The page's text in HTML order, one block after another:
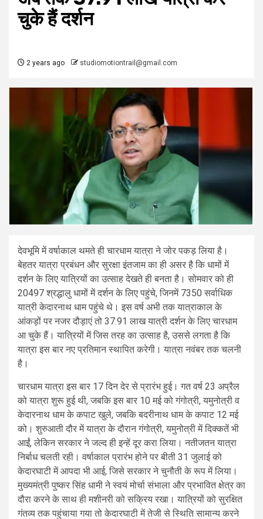
चुके हैं दर्शन
2 years ago studiomotiontrail@gmail.com
देवभूमि में वर्षाकाल थमते ही चारधाम यात्रा ने जोर पकड़ लिया है।
बेहतर यात्रा प्रबंधन और सुरक्षा इंतजाम का ही असर है कि धामों में
दर्शन के लिए यात्रियों का उत्साह देखते ही बनता है। सोमवार को ही
20497 श्रद्धालु धामों में दर्शन के लिए पहुंचे, जिनमें 7350 सर्वाधिक
यात्री केदारनाथ धाम पहुंचे थे। इस वर्ष अभी तक यात्राकाल के
आंकड़ों पर नजर दौड़ाएं तो 37.91 लाख यात्री दर्शन के लिए चारधाम
आ चुके हैं। यात्रियों में जिस तरह का उत्साह है, उससे लगता है कि
यात्रा इस बार नए प्रतिमान स्थापित करेगी। यात्रा नवंबर तक चलनी
है।
चारधाम यात्रा इस बार 17 दिन देर से प्रारंभ हुई। गत वर्ष 23 अप्रैल
को यात्रा शुरू हुई थी, जबकि इस बार 10 मई को गंगोत्री, यमुनोत्री व
केदारनाथ धाम के कपाट खुले, जबकि बदरीनाथ धाम के कपाट 12 मई
को। शुरुआती दौर में यात्रा के दौरान गंगोत्री, यमुनोत्री में दिक्कतें भी
आईं, लेकिन सरकार ने जल्द ही इन्हें दूर करा लिया। नतीजतन यात्रा
निर्बाध चलती रही। वर्षाकाल प्रारंभ होने पर बीती 31 जुलाई को
केदारघाटी में आपदा भी आई, जिसे सरकार ने चुनौती के रूप में लिया।
मुख्यमंत्री पुष्कर सिंह धामी ने स्वयं मोर्चा संभाला और प्रभावित क्षेत्र का
दौरा करने के साथ ही मशीनरी को सक्रिय रखा। यात्रियों को सुरक्षित
गंतव्य तक पहुंचाया गया तो केदारघाटी में तेजी से स्थिति सामान्य करने